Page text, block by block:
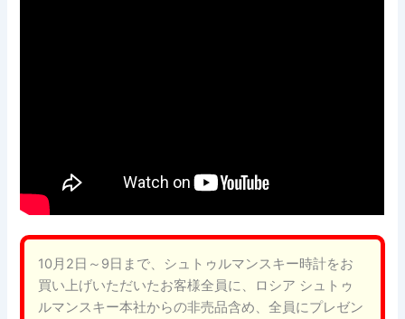
10月2日～9日まで、シュトゥルマンスキー時計をお
買い上げいただいたお客様全員に、ロシア シュトゥ
ルマンスキー本社からの非売品含め、全員にプレゼン